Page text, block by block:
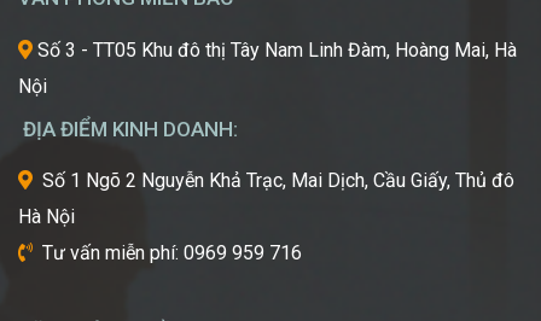
Đô
Sắc
Đẹp”
Á
những
hướng
kỹ
thuật
tiên
nhất
Số 3 - TT05 Khu đô thị Tây Nam Linh Đàm, Hoàng Mai, Hà
Nội
ĐỊA ĐIỂM KINH DOANH:
Số 1 Ngõ 2 Nguyễn Khả Trạc, Mai Dịch, Cầu Giấy, Thủ đô
Hà Nội
Tư vấn miễn phí: 0969 959 716